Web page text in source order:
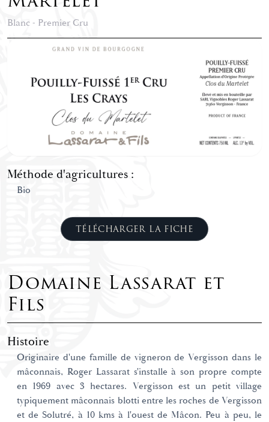
Blanc - Premier Cru
Méthode d'agricultures :
Bio
TÉLÉCHARGER LA FICHE
Domaine Lassarat et
Fils
Histoire
Originaire d'une famille de vigneron de Vergisson dans le
mâconnais, Roger Lassarat s'installe à son propre compte
en 1969 avec 3 hectares. Vergisson est un petit village
typiquement mâconnais blotti entre les roches de Vergisson
et de Solutré, à 10 kms à l'ouest de Mâcon. Peu à peu, le